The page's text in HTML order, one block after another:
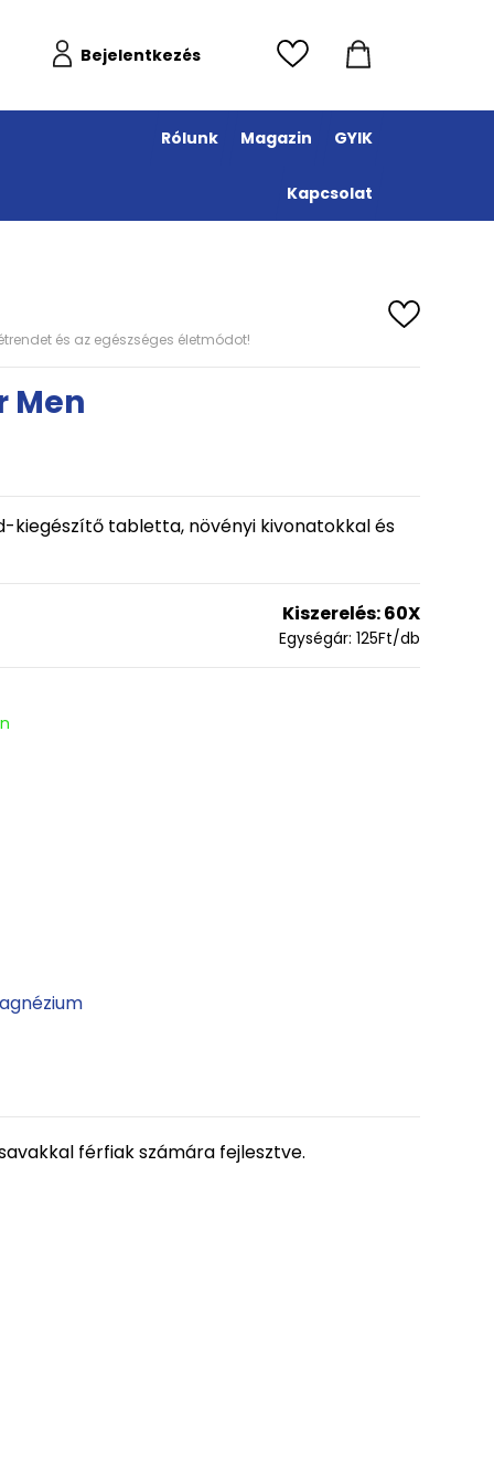
Bejelentkezés
Rólunk Magazin GYIK
Kapcsolat
és az egészséges életmódot!
Men
tabletta, növényi kivonatokkal és
Kiszerelés:60X
Egységár: 125Ft/db
férfiak számára fejlesztve.